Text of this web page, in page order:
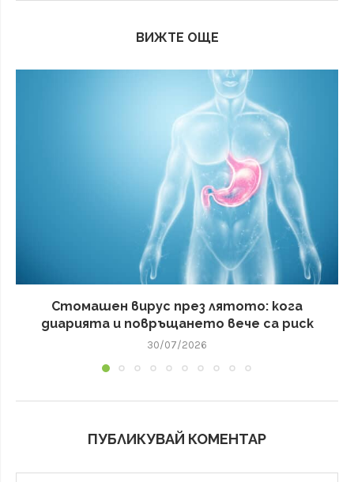
ВИЖТЕ ОЩЕ
Стомашен вирус през лятото: кога
диарията и повръщането вече са риск
30/07/2026
ПУБЛИКУВАЙ КОМЕНТАР